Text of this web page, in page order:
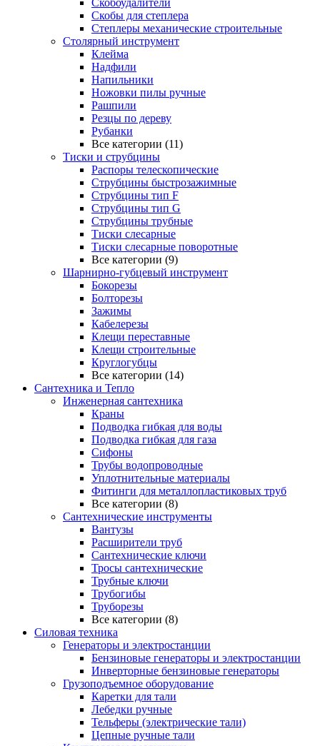
Скобоудалители
Скобы для степлера
Степлеры механические строительные
Столярный инструмент
Клейма
Надфили
Напильники
Ножовки пилы ручные
Рашпили
Резцы по дереву
Рубанки
Все категории (11)
Тиски и струбцины
Распоры телескопические
Струбцины быстрозажимные
Струбцины тип F
Струбцины тип G
Струбцины трубные
Тиски слесарные
Тиски слесарные поворотные
Все категории (9)
Шарнирно-губцевый инструмент
Бокорезы
Болторезы
Зажимы
Кабелерезы
Клещи переставные
Клещи строительные
Круглогубцы
Все категории (14)
Сантехника и Тепло
Инженерная сантехника
Краны
Подводка гибкая для воды
Подводка гибкая для газа
Сифоны
Трубы водопроводные
Уплотнительные материалы
Фитинги для металлопластиковых труб
Все категории (8)
Сантехнические инструменты
Вантузы
Расширители труб
Сантехнические ключи
Тросы сантехнические
Трубные ключи
Трубогибы
Труборезы
Все категории (8)
Силовая техника
Генераторы и электростанции
Бензиновые генераторы и электростанции
Инверторные бензиновые генераторы
Грузоподъемное оборудование
Каретки для тали
Лебедки ручные
Тельферы (электрические тали)
Цепные ручные тали